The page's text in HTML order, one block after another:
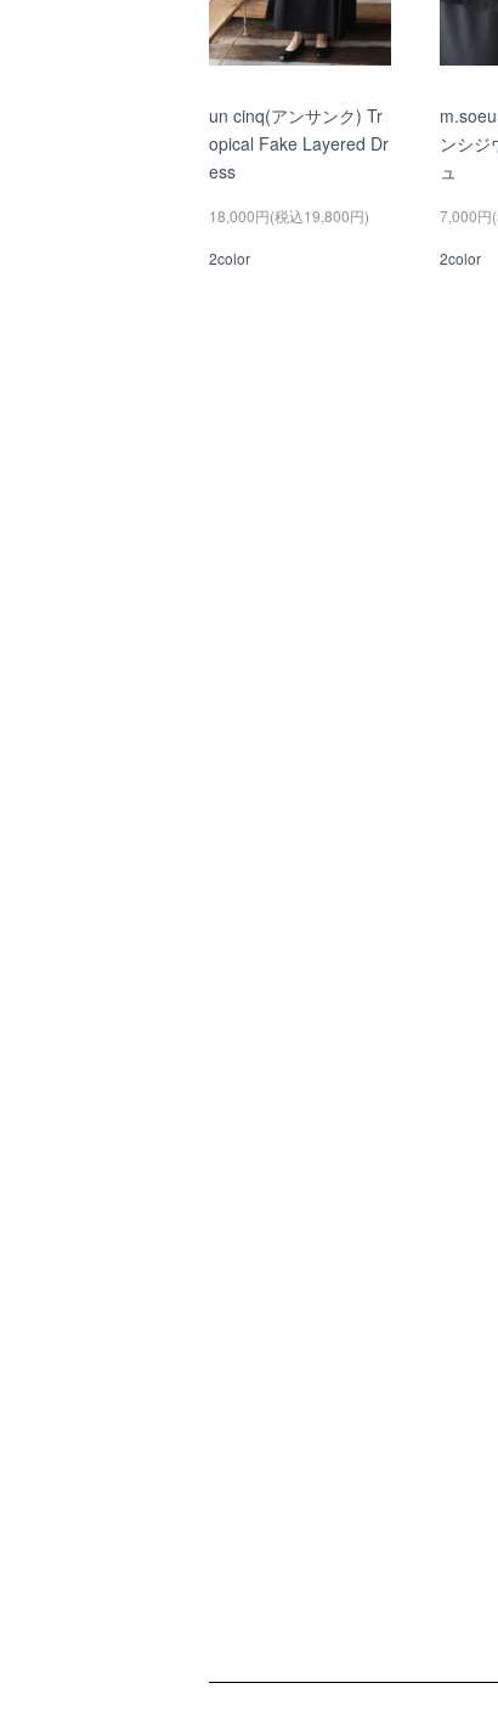
un cinq(アンサンク) Tr
opical Fake Layered Dr
ess
18,000円(税込19,800円)
2color
ンシジ
ュ
7,000円
2color